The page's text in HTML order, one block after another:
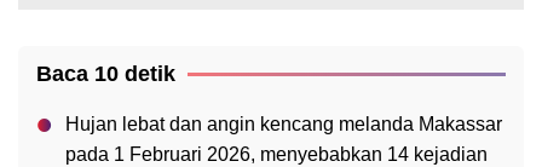
Baca 10 detik
Hujan lebat dan angin kencang melanda Makassar
pada 1 Februari 2026, menyebabkan 14 kejadian